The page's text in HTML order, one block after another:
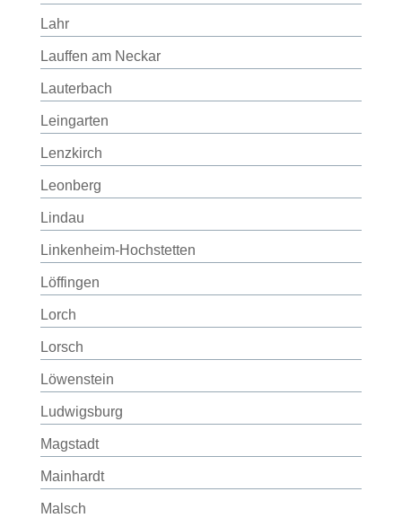
Lahr
Lauffen am Neckar
Lauterbach
Leingarten
Lenzkirch
Leonberg
Lindau
Linkenheim-Hochstetten
Löffingen
Lorch
Lorsch
Löwenstein
Ludwigsburg
Magstadt
Mainhardt
Malsch